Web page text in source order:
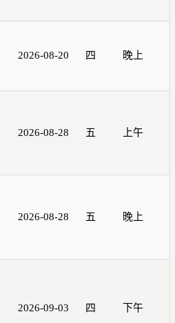
2026-08-20 四 晚上
2026-08-28 五 上午
2026-08-28 五 晚上
2026-09-03 四 下午